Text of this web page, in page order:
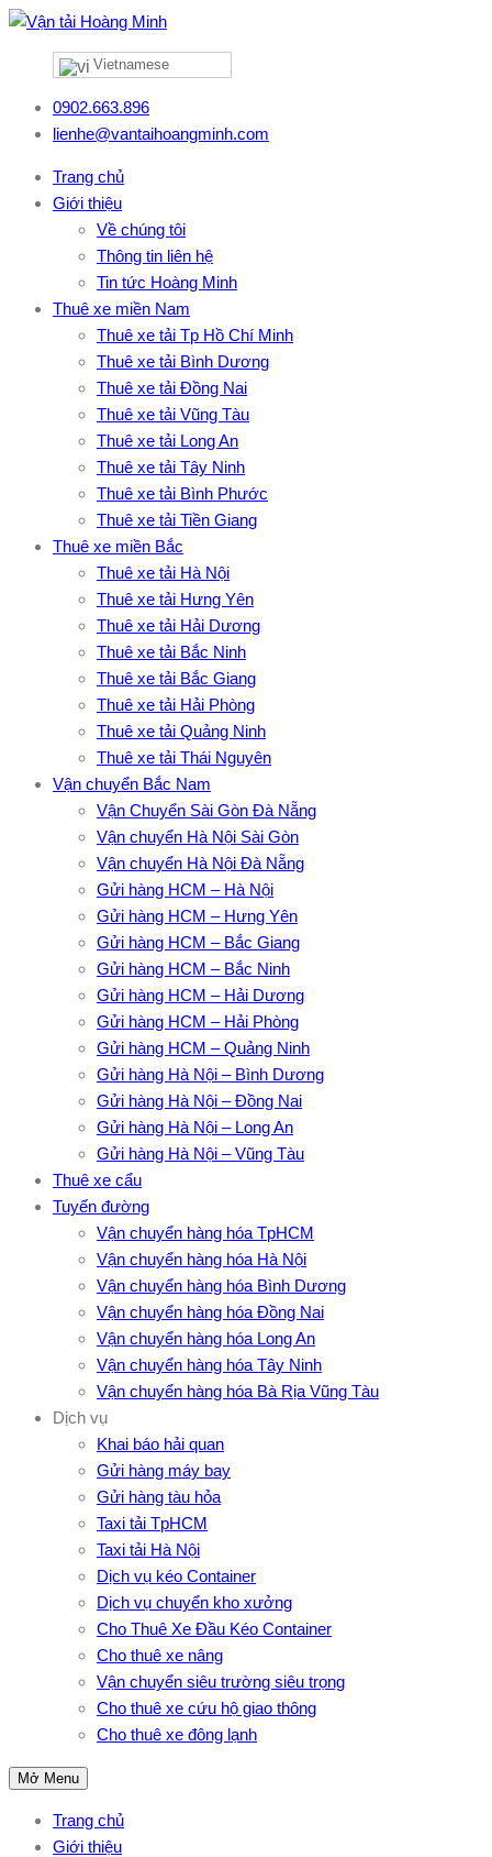
Vietnamese
0902.663.896
lienhe@vantaihoangminh.com
Trang chủ
Giới thiệu
Về chúng tôi
Thông tin liên hệ
Tin tức Hoàng Minh
Thuê xe miền Nam
Thuê xe tải Tp Hồ Chí Minh
Thuê xe tải Bình Dương
Thuê xe tải Đồng Nai
Thuê xe tải Vũng Tàu
Thuê xe tải Long An
Thuê xe tải Tây Ninh
Thuê xe tải Bình Phước
Thuê xe tải Tiền Giang
Thuê xe miền Bắc
Thuê xe tải Hà Nội
Thuê xe tải Hưng Yên
Thuê xe tải Hải Dương
Thuê xe tải Bắc Ninh
Thuê xe tải Bắc Giang
Thuê xe tải Hải Phòng
Thuê xe tải Quảng Ninh
Thuê xe tải Thái Nguyên
Vận chuyển Bắc Nam
Vận Chuyển Sài Gòn Đà Nẵng
Vận chuyển Hà Nội Sài Gòn
Vận chuyển Hà Nội Đà Nẵng
Gửi hàng HCM – Hà Nội
Gửi hàng HCM – Hưng Yên
Gửi hàng HCM – Bắc Giang
Gửi hàng HCM – Bắc Ninh
Gửi hàng HCM – Hải Dương
Gửi hàng HCM – Hải Phòng
Gửi hàng HCM – Quảng Ninh
Gửi hàng Hà Nội – Bình Dương
Gửi hàng Hà Nội – Đồng Nai
Gửi hàng Hà Nội – Long An
Gửi hàng Hà Nội – Vũng Tàu
Thuê xe cẩu
Tuyến đường
Vận chuyển hàng hóa TpHCM
Vận chuyển hàng hóa Hà Nội
Vận chuyển hàng hóa Bình Dương
Vận chuyển hàng hóa Đồng Nai
Vận chuyển hàng hóa Long An
Vận chuyển hàng hóa Tây Ninh
Vận chuyển hàng hóa Bà Rịa Vũng Tàu
Dịch vụ
Khai báo hải quan
Gửi hàng máy bay
Gửi hàng tàu hỏa
Taxi tải TpHCM
Taxi tải Hà Nội
Dịch vụ kéo Container
Dịch vụ chuyển kho xưởng
Cho Thuê Xe Đầu Kéo Container
Cho thuê xe nâng
Vận chuyển siêu trường siêu trọng
Cho thuê xe cứu hộ giao thông
Cho thuê xe đông lạnh
Mở Menu
Trang chủ
Giới thiệu